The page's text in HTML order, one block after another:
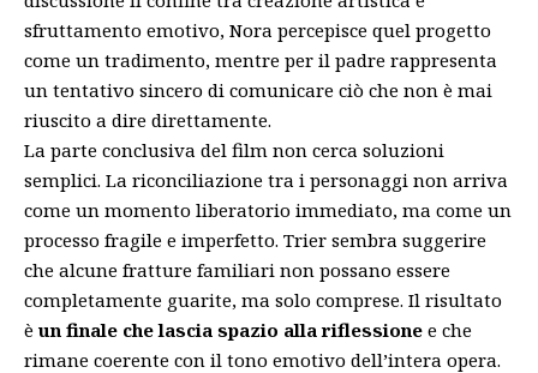
sfruttamento emotivo, Nora percepisce quel progetto
come un tradimento, mentre per il padre rappresenta
un tentativo sincero di comunicare ciò che non è mai
riuscito a dire direttamente.
La parte conclusiva del film non cerca soluzioni
semplici. La riconciliazione tra i personaggi non arriva
come un momento liberatorio immediato, ma come un
processo fragile e imperfetto. Trier sembra suggerire
che alcune fratture familiari non possano essere
completamente guarite, ma solo comprese. Il risultato
è un finale che lascia spazio alla riflessione e che
rimane coerente con il tono emotivo dell’intera opera.